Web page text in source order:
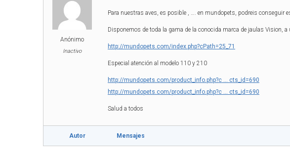
Anónimo
Inactivo
Para nuestras aves, es posible , …. en mundopets, podreis conseguir
Disponemos de toda la gama de la conocida marca de jaulas Vision,
http://mundopets.com/index.php?cPath=25_71
Especial atención al modelo 110 y 210
http://mundopets.com/product_info.php?c … cts_id=690
http://mundopets.com/product_info.php?c … cts_id=690
Salud a todos
Autor Mensajes